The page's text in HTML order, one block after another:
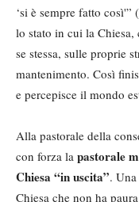
‘si è sempre fatto
lo stato in cui la Chiesa,
se stessa, sulle proprie
mantenimento. Così
e percepisce il mondo
Alla pastorale della
con forza la pastorale
Chiesa “in uscita”.
Chiesa che non ha